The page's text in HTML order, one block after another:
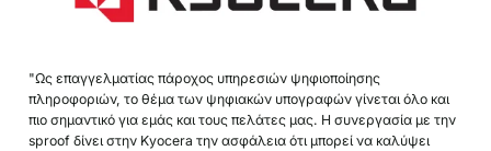
"Ως επαγγελματίας πάροχος υπηρεσιών ψηφιοποίησης
πληροφοριών, το θέμα των ψηφιακών υπογραφών γίνεται όλο και
πιο σημαντικό για εμάς και τους πελάτες μας. Η συνεργασία με την
sproof δίνει στην Kyocera την ασφάλεια ότι μπορεί να καλύψει